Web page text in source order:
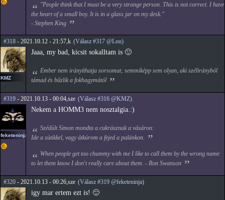
"People think that I must be a very strange person. This is not correct. I have
the heart of a small boy. It is in a glass jar on my desk."
- Stephen King
#318 - 2021.10.12 - 21:57,k (Válasz #317 @Lou)
KMZ
Jaaa, my bad, kicsit sokalltam is 🙂
Ember nem irányíthatja sorsomat; semmiképp sem olyan, aki szélirányból
támad és bűzlik a fokhagymától
#319 - 2021.10.13 - 00:04,sze (Válasz #316 @KMZ)
feketeninja
Nekem a HOMM3 nem nosztalgia.:)
Szédült Simon mondta a cukrásznak a vásáron:
Ide a sütikkel, vagy átkúrom a fejed a palánkon.
When people get too chummy with me I like to call them by the wrong name
to let them know I don't really care about them. - Ron Swanson
#320 - 2021.10.13 - 00:26,sze (Válasz #319 @feketeninja)
igy mar ertem ezt is! 🙂